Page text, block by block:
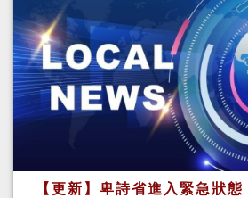
【更新】卑詩省進入緊急狀態